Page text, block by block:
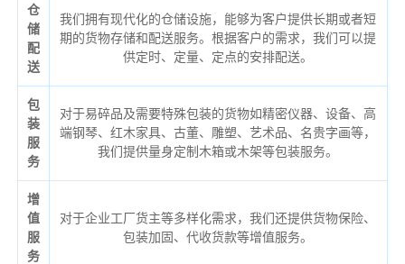
仓
储
配
送
我们拥有现代化的仓储设施，能够为客户提供长期或者短
期的货物存储和配送服务。根据客户的需求，我们可以提
供定时、定量、定点的安排配送。
包
装
服
务
对于易碎品及需要特殊包装的货物如精密仪器、设备、高
端钢琴、红木家具、古董、雕塑、艺术品、名贵字画等，
我们提供量身定制木箱或木架等包装服务。
增
值
服
务
对于企业工厂货主等多样化需求，我们还提供货物保险、
包装加固、代收货款等增值服务。